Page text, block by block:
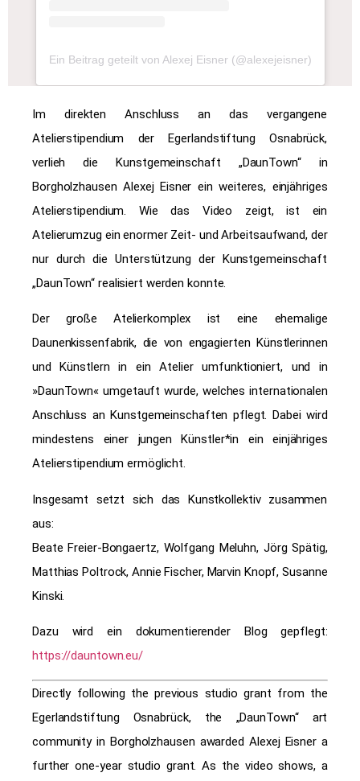
Ein Beitrag geteilt von Alexej Eisner (@alexejeisner)
Im direkten Anschluss an das vergangene
Atelierstipendium der Egerlandstiftung Osnabrück,
verlieh die Kunstgemeinschaft „DaunTown“ in
Borgholzhausen Alexej Eisner ein weiteres, einjähriges
Atelierstipendium. Wie das Video zeigt, ist ein
Atelierumzug ein enormer Zeit- und Arbeitsaufwand, der
nur durch die Unterstützung der Kunstgemeinschaft
„DaunTown“ realisiert werden konnte.
Der große Atelierkomplex ist eine ehemalige
Daunenkissenfabrik, die von engagierten Künstlerinnen
und Künstlern in ein Atelier umfunktioniert, und in
»DaunTown« umgetauft wurde, welches internationalen
Anschluss an Kunstgemeinschaften pflegt. Dabei wird
mindestens einer jungen Künstler*in ein einjähriges
Atelierstipendium ermöglicht.
Insgesamt setzt sich das Kunstkollektiv zusammen
aus:
Beate Freier-Bongaertz, Wolfgang Meluhn, Jörg Spätig,
Matthias Poltrock, Annie Fischer, Marvin Knopf, Susanne
Kinski.
Dazu wird ein dokumentierender Blog gepflegt:
https://dauntown.eu/
Directly following the previous studio grant from the
Egerlandstiftung Osnabrück, the „DaunTown“ art
community in Borgholzhausen awarded Alexej Eisner a
further one-year studio grant. As the video shows, a